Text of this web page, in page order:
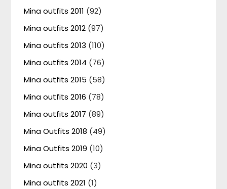
Mina outfits 2011 (92)
Mina outfits 2012 (97)
Mina outfits 2013 (110)
Mina outfits 2014 (76)
Mina outfits 2015 (58)
Mina outfits 2016 (78)
Mina outfits 2017 (89)
Mina Outfits 2018 (49)
Mina Outfits 2019 (10)
Mina outfits 2020 (3)
Mina outfits 2021 (1)